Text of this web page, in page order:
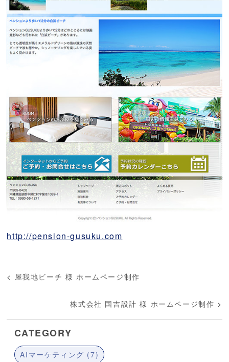
http://pension-gusuku.com
< 屋我地ビーチ 様 ホームページ制作
株式会社 国吉設計 様 ホームページ制作 >
CATEGORY
AIマーケティング (7)